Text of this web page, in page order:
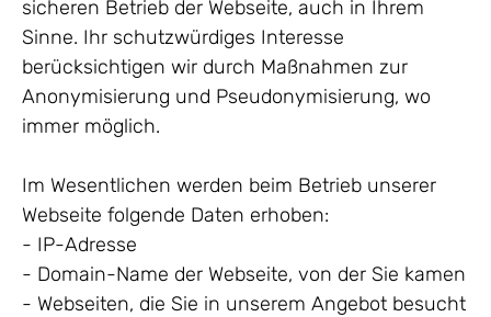
sicheren Betrieb der Webseite, auch in Ihrem
Sinne. Ihr schutzwürdiges Interesse
berücksichtigen wir durch Maßnahmen zur
Anonymisierung und Pseudonymisierung, wo
immer möglich.
Im Wesentlichen werden beim Betrieb unserer
Webseite folgende Daten erhoben:
- IP-Adresse
- Domain-Name der Webseite, von der Sie kamen
- Webseiten, die Sie in unserem Angebot besucht